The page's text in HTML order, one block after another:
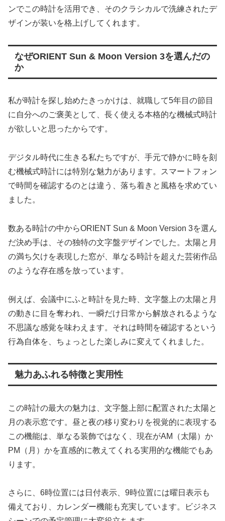
ンでこの時計を活用でき、そのクラシカルで洗練されたデ
ザインが装いを格上げしてくれます。
なぜORIENT Sun & Moon Version 3を選んだの
か
私が時計を探し始めたきっかけは、就職して5年目の節目
に自分へのご褒美として、長く使える本格的な機械式時計
が欲しいと思ったからです。
デジタル時代に生きる私たちですが、手元で静かに時を刻
む機械式時計には特別な魅力があります。スマートフォン
で時間を確認するのとは違う、落ち着きと風格を求めてい
ました。
数ある時計の中からORIENT Sun & Moon Version 3を選ん
だ決め手は、その独特の文字盤デザインでした。太陽と月
の満ち欠けを表現した窓が、単なる時計を超えた芸術作品
のような存在感を放っています。
例えば、会議中にふと時計を見た時、文字盤上の太陽と月
の動きに目を奪われ、一瞬だけ日常から解放されるような
不思議な感覚を味わえます。それは時間を確認するという
行為自体を、ちょっとした楽しみに変えてくれました。
魅力あふれる特徴と実用性
この時計の最大の魅力は、文字盤上部に配置された太陽と
月の表示窓です。昼と夜の移り変わりを視覚的に表現する
この機能は、単なる装飾ではなく、現在がAM（太陽）か
PM（月）かを直感的に教えてくれる実用的な機能でもあ
ります。
さらに、6時位置には日付表示、9時位置には曜日表示も
備えており、カレンダー機能も充実しています。ビジネス